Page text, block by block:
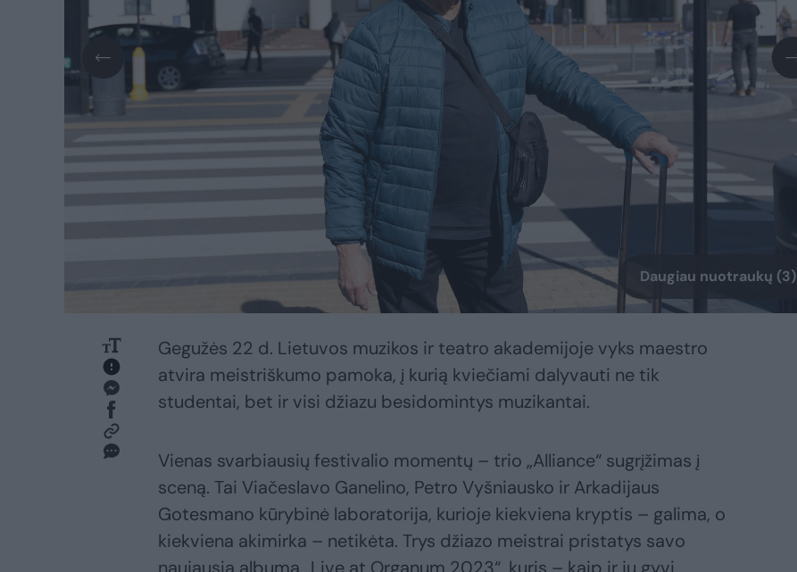
Daugiau nuotraukų (3)
Gegužės 22 d. Lietuvos muzikos ir teatro akademijoje vyks maestro
atvira meistriškumo pamoka, į kurią kviečiami dalyvauti ne tik
studentai, bet ir visi džiazu besidomintys muzikantai.
Vienas svarbiausių festivalio momentų – trio „Alliance“ sugrįžimas į
sceną. Tai Viačeslavo Ganelino, Petro Vyšniausko ir Arkadijaus
Gotesmano kūrybinė laboratorija, kurioje kiekviena kryptis – galima, o
kiekviena akimirka – netikėta. Trys džiazo meistrai pristatys savo